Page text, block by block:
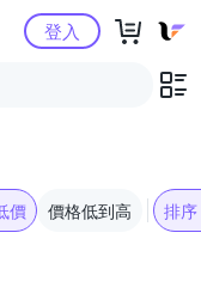
中心登入
價 價格低到高 排序